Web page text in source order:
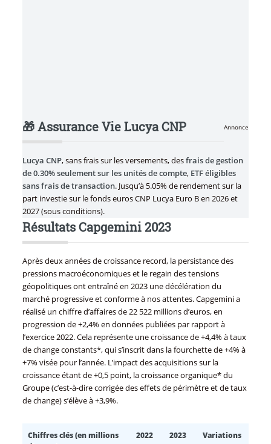
Annonce
🎁 Assurance Vie Lucya CNP
Lucya CNP, sans frais sur les versements, desfrais de gestion
de 0.30% seulement sur les unités de compte, ETF éligibles
sans frais de transaction. Jusqu’à 5.05% de rendement sur la
part investie sur le fonds euros CNP Lucya Euro B en 2026 et
2027 (sous conditions).
Résultats Capgemini 2023
Après deux années de croissance record, la persistance des
pressions macroéconomiques et le regain des tensions
géopolitiques ont entraîné en 2023 une décélération du
marché progressive et conforme à nos attentes. Capgemini a
réalisé un chiffre d’affaires de 22 522 millions d’euros, en
progression de +2,4% en données publiées par rapport à
l’exercice 2022. Cela représente une croissance de +4,4% à taux
de change constants*, qui s’inscrit dans la fourchette de +4% à
+7% visée pour l’année. L’impact des acquisitions sur la
croissance étant de +0,5 point, la croissance organique* du
Groupe (c’est-à-dire corrigée des effets de périmètre et de taux
de change) s’élève à +3,9%.
Chiffres clés (en millions
2022 2023 Variations